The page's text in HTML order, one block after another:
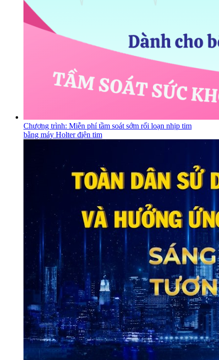
Chương trình: Miễn phí tầm soát sớm rối loạn nhịp tim
bằng máy Holter điện tim